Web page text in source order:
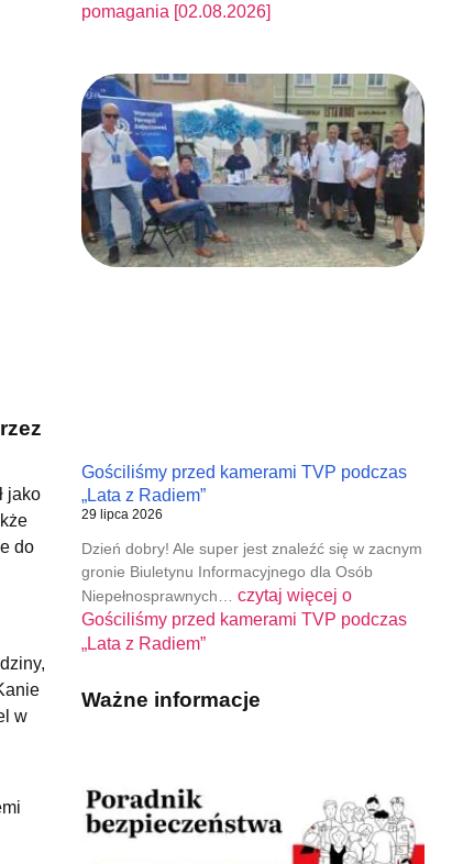
jako
do
w
pomagania [02.08.2026]
Gościliśmy przed kamerami TVP podczas
„Lata z Radiem”
29 lipca 2026
Dzień dobry! Ale super jest znaleźć się w zacnym
gronie Biuletynu Informacyjnego dla Osób
Niepełnosprawnych… czytaj więcej o
Gościliśmy przed kamerami TVP podczas
„Lata z Radiem”
Ważne informacje